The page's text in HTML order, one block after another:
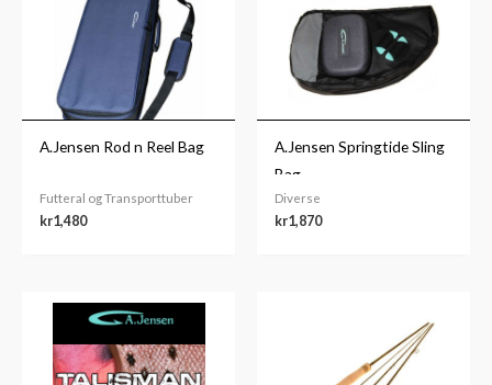
A.Jensen Rod n Reel Bag
Futteral og Transporttuber
kr1,480
A.Jensen Springtide Sling
Bag
Diverse
kr1,870
kr3,430